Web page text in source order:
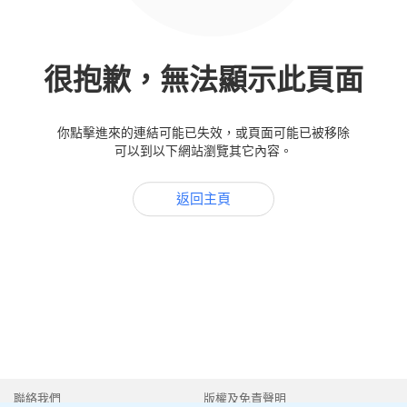
很抱歉，無法顯示此頁面
你點擊進來的連結可能已失效，或頁面可能已被移除
可以到以下網站瀏覽其它內容。
返回主頁
聯絡我們 版權及免責聲明